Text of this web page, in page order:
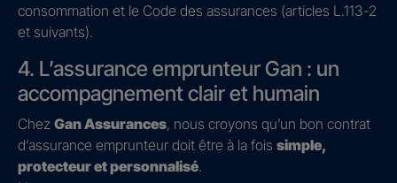
consommation et le Code des assurances (articles L.113-2
et suivants).
4. L’assurance emprunteur Gan : un
accompagnement clair et humain
Chez Gan Assurances, nous croyons qu’un bon contrat
d’assurance emprunteur doit être à la fois simple,
protecteur et personnalisé.